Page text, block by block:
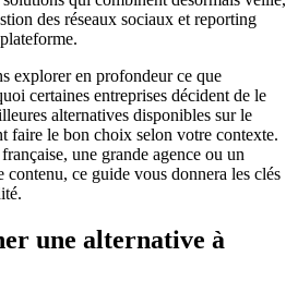
des réseaux sociaux et reporting
explorer en profondeur ce que
certaines entreprises décident de le
alternatives disponibles sur le
faire le bon choix selon votre contexte.
une grande agence ou un
contenu, ce guide vous donnera les clés
une alternative à